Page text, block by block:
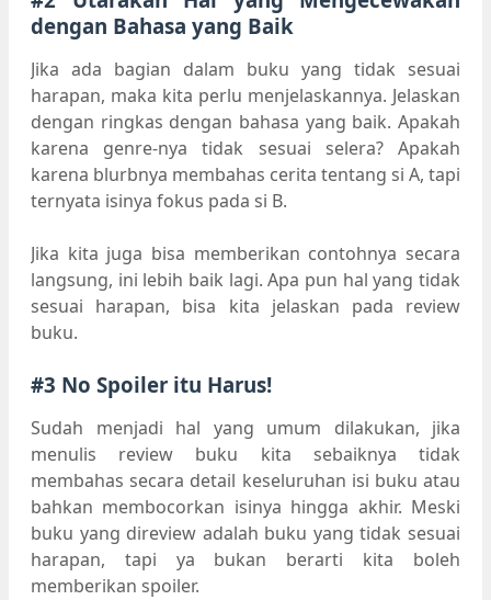
dengan Bahasa yang Baik
Jika ada bagian dalam buku yang tidak sesuai
harapan, maka kita perlu menjelaskannya. Jelaskan
dengan ringkas dengan bahasa yang baik. Apakah
karena genre-nya tidak sesuai selera? Apakah
karena blurbnya membahas cerita tentang si A, tapi
ternyata isinya fokus pada si B.
Jika kita juga bisa memberikan contohnya secara
langsung, ini lebih baik lagi. Apa pun hal yang tidak
sesuai harapan, bisa kita jelaskan pada review
buku.
#3 No Spoiler itu Harus!
Sudah menjadi hal yang umum dilakukan, jika
menulis review buku kita sebaiknya tidak
membahas secara detail keseluruhan isi buku atau
bahkan membocorkan isinya hingga akhir. Meski
buku yang direview adalah buku yang tidak sesuai
harapan, tapi ya bukan berarti kita boleh
memberikan spoiler.